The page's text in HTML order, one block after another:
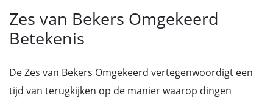
Zes van Bekers Omgekeerd
Betekenis
De Zes van Bekers Omgekeerd vertegenwoordigt een
tijd van terugkijken op de manier waarop dingen